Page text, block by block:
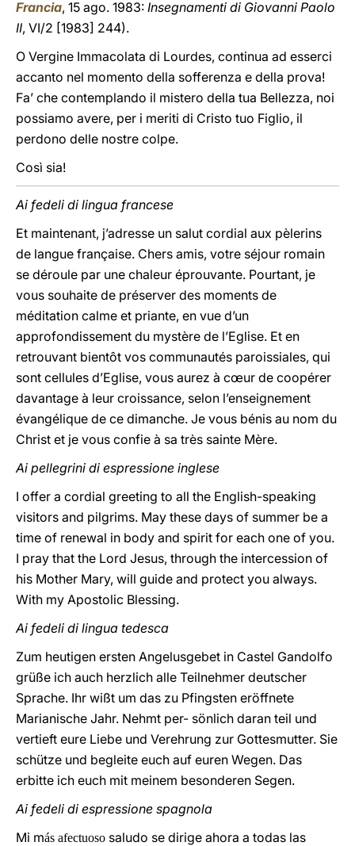
Francia, 15 ago. 1983: Insegnamenti di Giovanni Paolo
II, VI/2 [1983] 244).
O Vergine Immacolata di Lourdes, continua ad esserci
accanto nel momento della sofferenza e della prova!
Fa’ che contemplando il mistero della tua Bellezza, noi
possiamo avere, per i meriti di Cristo tuo Figlio, il
perdono delle nostre colpe.
Così sia!
Ai fedeli di lingua francese
Et maintenant, j’adresse un salut cordial aux pèlerins
de langue française. Chers amis, votre séjour romain
se déroule par une chaleur éprouvante. Pourtant, je
vous souhaite de préserver des moments de
méditation calme et priante, en vue d’un
approfondissement du mystère de l’Eglise. Et en
retrouvant bientôt vos communautés paroissiales, qui
sont cellules d’Eglise, vous aurez à cœur de coopérer
davantage à leur croissance, selon l’enseignement
évangélique de ce dimanche. Je vous bénis au nom du
Christ et je vous confie à sa très sainte Mère.
Ai pellegrini di espressione inglese
I offer a cordial greeting to all the English-speaking
visitors and pilgrims. May these days of summer be a
time of renewal in body and spirit for each one of you.
I pray that the Lord Jesus, through the intercession of
his Mother Mary, will guide and protect you always.
With my Apostolic Blessing.
Ai fedeli di lingua tedesca
Zum heutigen ersten Angelusgebet in Castel Gandolfo
grüße ich auch herzlich alle Teilnehmer deutscher
Sprache. Ihr wißt um das zu Pfingsten eröffnete
Marianische Jahr. Nehmt per- sönlich daran teil und
vertieft eure Liebe und Verehrung zur Gottesmutter. Sie
schütze und begleite euch auf euren Wegen. Das
erbitte ich euch mit meinem besonderen Segen.
Ai fedeli di espressione spagnola
Mi más afectuoso saludo se dirige ahora a todas las